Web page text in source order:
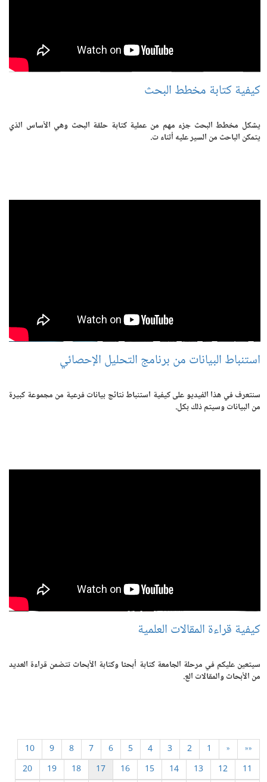
كيفية كتابة مخطط البحث
يشكل مخطط البحث جزء مهم من عملية كتابة حلقة البحث وهي الأساس الذي
يتمكن الباحث من السير عليه أثناء ت.
استنباط البيانات من برنامج التحليل الإحصائي
سنتعرف في هذا الفيديو على كيفية استنباط نتائج بيانات فرعية من مجموعة كبيرة
من البيانات وسيتم ذلك بكل.
كيفية قراءة المقالات العلمية
سيتعين عليكم في مرحلة الجامعة كتابة أبحثا وكتابة الأبحاث تتضمن قراءة العديد
من الأبحاث والمقالات الع.
««
«
1
2
3
4
5
6
7
8
9
10
11
12
13
14
15
16
17
18
19
20